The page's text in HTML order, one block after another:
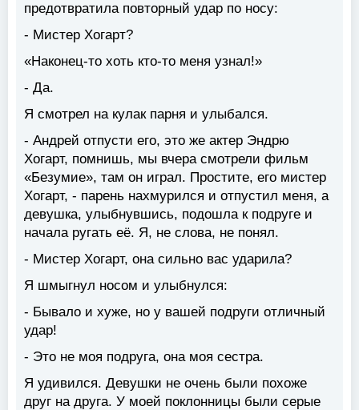
предотвратила повторный удар по носу:
- Мистер Хогарт?
«Наконец-то хоть кто-то меня узнал!»
- Да.
Я смотрел на кулак парня и улыбался.
- Андрей отпусти его, это же актер Эндрю
Хогарт, помнишь, мы вчера смотрели фильм
«Безумие», там он играл. Простите, его мистер
Хогарт, - парень нахмурился и отпустил меня, а
девушка, улыбнувшись, подошла к подруге и
начала ругать её. Я, не слова, не понял.
- Мистер Хогарт, она сильно вас ударила?
Я шмыгнул носом и улыбнулся:
- Бывало и хуже, но у вашей подруги отличный
удар!
- Это не моя подруга, она моя сестра.
Я удивился. Девушки не очень были похоже
друг на друга. У моей поклонницы были серые